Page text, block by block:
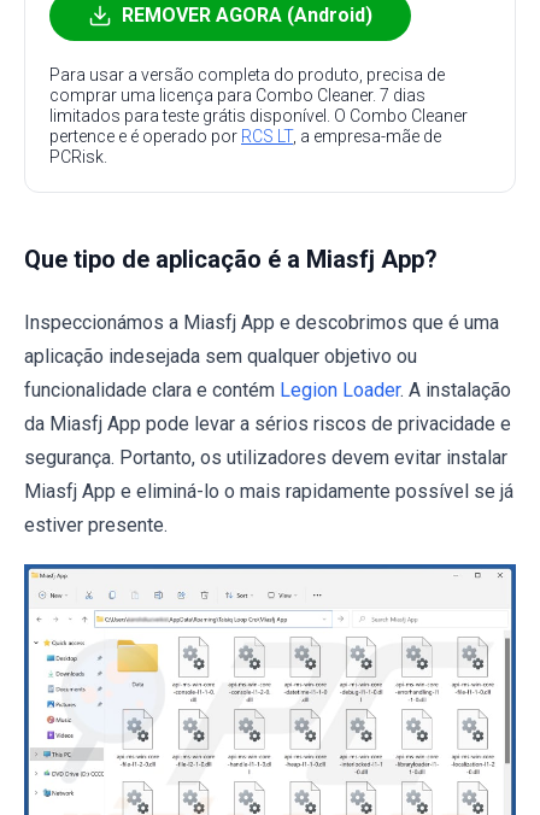
REMOVER AGORA (Android)
Para usar a versão completa do produto, precisa de
comprar uma licença para Combo Cleaner. 7 dias
limitados para teste grátis disponível. O Combo Cleaner
pertence e é operado por RCS LT, a empresa-mãe de
PCRisk.
Que tipo de aplicação é a Miasfj App?
Inspeccionámos a Miasfj App e descobrimos que é uma
aplicação indesejada sem qualquer objetivo ou
funcionalidade clara e contém Legion Loader. A instalação
da Miasfj App pode levar a sérios riscos de privacidade e
segurança. Portanto, os utilizadores devem evitar instalar
Miasfj App e eliminá-lo o mais rapidamente possível se já
estiver presente.